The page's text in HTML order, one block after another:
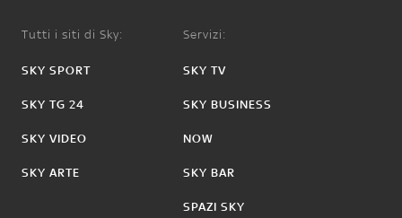
Tutti i siti di Sky:
SKY SPORT
SKY TG 24
SKY VIDEO
SKY ARTE
Servizi:
SKY TV
SKY BUSINESS
NOW
SKY BAR
SPAZI SKY